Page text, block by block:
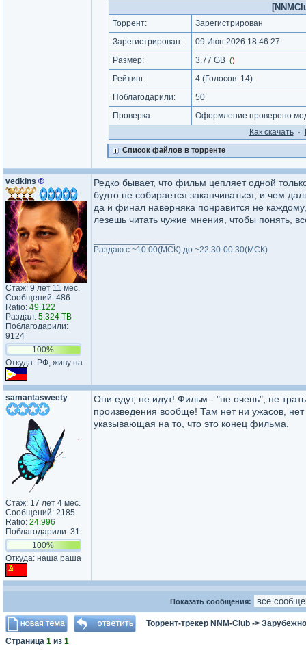
Торрент:
Зарегистрирован
Зарегистрирован:
09 Июн 2026 18:46:27
Размер:
3.77 GB ()
Рейтинг: 4(Голосов: 14)
Поблагодарили:
50
Проверка:
Оформление проверено
Как cкачать·
Список файлов в торренте
vedkins ®
Стаж: 9 лет 11 мес.
Сообщений: 486
Ratio: 49.122
Раздал: 5.324 TB
Поблагодарили:
9124
100%
Откуда: РФ, живу на
Редко бывает, что фильм цепляет одной
будто не собирается заканчиваться, и чем
да и финал наверняка понравится не
лезешь читать чужие мнения, чтобы понять,
Раздаю с ~10:00(МСК) до ~22:30-00:30(МСК)
samantasweety
Стаж: 17 лет 4 мес.
Сообщений: 2185
Ratio: 24.996
Поблагодарили: 31
100%
Откуда: наша раша
Они едут, не идут! Фильм - "не очень", не
произведения вообще! Там нет ни ужасов,
указывающая на то, что это конец фильма.
Показать сообщения:
Торрент-трекер NNM-Club ->
Страница 1 из 1